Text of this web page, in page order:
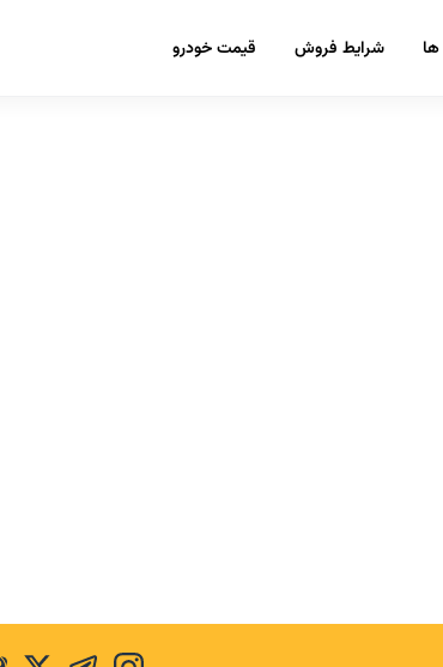
ها شرایط فروش قیمت خودرو